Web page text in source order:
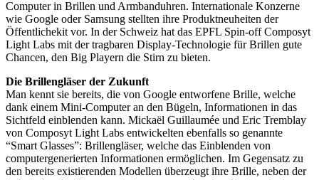
Computer in Brillen und Armbanduhren. Internationale Konzerne
wie Google oder Samsung stellten ihre Produktneuheiten der
Öffentlichekit vor. In der Schweiz hat das EPFL Spin-off Composyt
Light Labs mit der tragbaren Display-Technologie für Brillen gute
Chancen, den Big Playern die Stirn zu bieten.
Die Brillengläser der Zukunft
Man kennt sie bereits, die von Google entworfene Brille, welche
dank einem Mini-Computer an den Bügeln, Informationen in das
Sichtfeld einblenden kann. Mickaël Guillaumée und Eric Tremblay
von Composyt Light Labs entwickelten ebenfalls so genannte
“Smart Glasses”: Brillengläser, welche das Einblenden von
computergenerierten Informationen ermöglichen. Im Gegensatz zu
den bereits existierenden Modellen überzeugt ihre Brille, neben der